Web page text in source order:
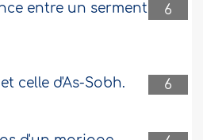
6
entre un serment
6
celle d'As-Sobh.